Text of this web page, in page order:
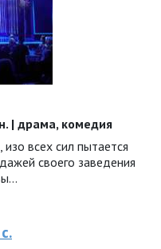
| драма, комедия
всех сил пытается
своего заведения